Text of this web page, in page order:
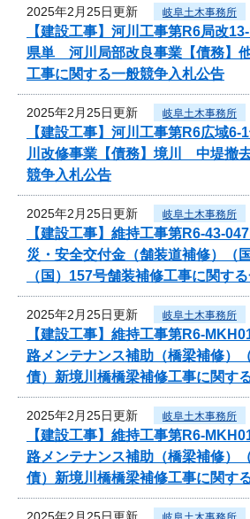
2025年2月25日更新 岐阜土木事務所
【建設工事】河川工事第R6局改
県単 河川局部改良事業【債務】
工事に関する一般競争入札公告
2025年2月25日更新 岐阜土木事務所
【建設工事】河川工事第R6広域
川改修事業【債務】境川 中堤撤
競争入札公告
2025年2月25日更新 岐阜土木事務所
【建設工事】維持工事第R6-43-
災・安全交付金（舗装道補修）（
（国）157号舗装補修工事に関す
2025年2月25日更新 岐阜土木事務所
【建設工事】維持工事第R6-
路メンテナンス補助（橋梁補修）
債）新境川橋橋梁補修工事に関す
2025年2月25日更新 岐阜土木事務所
【建設工事】維持工事第R6-
路メンテナンス補助（橋梁補修）
債）新境川橋橋梁補修工事に関す